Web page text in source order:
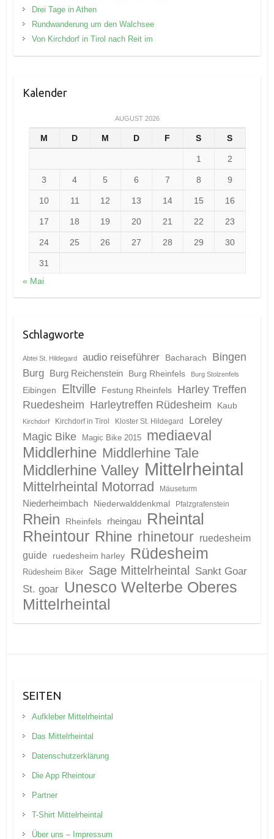
Drei Tage in Athen
Rundwanderung um den Walchsee
Von Kirchdorf in Tirol nach Reit im
Kalender
AUGUST 2026
M D M D F S S
1 2
3 4 5 6 7 8 9
10 11 12 13 14 15 16
17 18 19 20 21 22 23
24 25 26 27 28 29 30
31
« Mai
Schlagworte
Abtei St. Hildegard audio reiseführer Bacharach
Bingen
Burg
Burg Reichenstein Burg Rheinfels Burg Stolzenfels
Eibingen Eltville Festung Rheinfels
Harley Treffen
Ruedesheim Harleytreffen Rüdesheim Kaub
Kirchdorf Kirchdorf in Tirol Kloster St. Hildegard Loreley
Magic Bike Magic Bike 2015 mediaeval
Middlerhine Middlerhine Tale
Middlerhine Valley Mittelrheintal
Mittelrheintal Motorrad Mäuseturm
Niederheimbach Niederwalddenkmal Pfalzgrafenstein
Rhein Rheinfels rheingau
Rheintal
Rheintour Rhine rhinetour ruedesheim
guide
ruedesheim harley Rüdesheim
Rüdesheim Biker Sage Mittelrheintal Sankt Goar
St. goar Unesco Welterbe Oberes
Mittelrheintal
SEITEN
Aufkleber Mittelrheintal
Das Mittelrheintal
Datenschutzerklärung
Die App Rheintour
Partner
T-Shirt Mittelrheintal
Über uns – Impressum